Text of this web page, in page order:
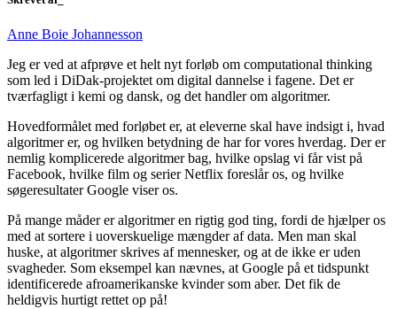
Anne Boie Johannesson
Jeg er ved at afprøve et helt nyt forløb om computational thinking
som led i DiDak-projektet om digital dannelse i fagene. Det er
tværfagligt i kemi og dansk, og det handler om algoritmer.
Hovedformålet med forløbet er, at eleverne skal have indsigt i, hvad
algoritmer er, og hvilken betydning de har for vores hverdag. Der er
nemlig komplicerede algoritmer bag, hvilke opslag vi får vist på
Facebook, hvilke film og serier Netflix foreslår os, og hvilke
søgeresultater Google viser os.
På mange måder er algoritmer en rigtig god ting, fordi de hjælper os
med at sortere i uoverskuelige mængder af data. Men man skal
huske, at algoritmer skrives af mennesker, og at de ikke er uden
svagheder. Som eksempel kan nævnes, at Google på et tidspunkt
identificerede afroamerikanske kvinder som aber. Det fik de
heldigvis hurtigt rettet op på!